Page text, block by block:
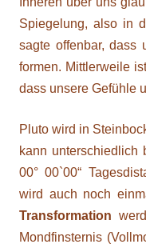
Spiegelung, also in
sagte offenbar, dass
formen. Mittlerweile
dass unsere Gefühle
Pluto wird in
kann
00° 00`00“
wird auch noch
Transformation
Mondfinsternis